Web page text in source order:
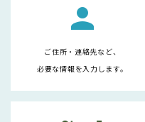
person
ご住所・連絡先など、
必要な情報を入力します。